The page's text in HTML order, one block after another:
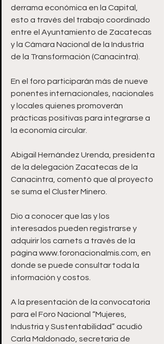
derrama económica en la Capital,
esto a través del trabajo coordinado
entre el Ayuntamiento de Zacatecas
y la Cámara Nacional de la Industria
de la Transformación (Canacintra).
En el foro participarán más de nueve
ponentes internacionales, nacionales
y locales quienes promoverán
prácticas positivas para integrarse a
la economía circular.
Abigail Hernández Urenda, presidenta
de la delegación Zacatecas de la
Canacintra, comentó que al proyecto
se suma el Cluster Minero.
Dio a conocer que las y los
interesados pueden registrarse y
adquirir los carnets a través de la
página www.foronacionalmis.com, en
donde se puede consultar toda la
información y costos.
A la presentación de la convocatoria
para el Foro Nacional “Mujeres,
Industria y Sustentabilidad” acudió
Carla Maldonado, secretaria de